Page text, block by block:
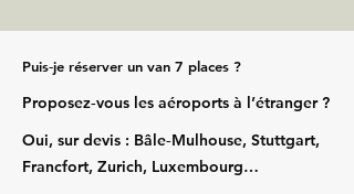
Puis‑je réserver un van 7 places ?
Proposez‑vous les aéroports à l’étranger ?
Oui, sur devis : Bâle‑Mulhouse, Stuttgart,
Francfort, Zurich, Luxembourg…